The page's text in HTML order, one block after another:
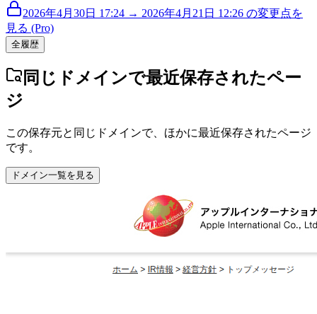
2026年4月30日 17:24 → 2026年4月21日 12:26 の変更点を
見る (Pro)
全履歴
同じドメインで最近保存されたペー
ジ
この保存元と同じドメインで、ほかに最近保存されたページ
です。
ドメイン一覧を見る